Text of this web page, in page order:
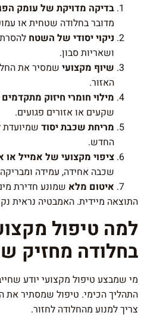
בדיקה מדויקת של עומק
מדובר בחלודה שטחית או
ניקוי יסודי של השטחלהסרת
ושאריות סבון.
שיוף מקצועישמסיר את
האזור.
מילוי חומרי חיזוק מתקדמים
שקעים או אזורים פגועים.
מריחת שכבת יסודשמיועדת
החדש.
ציפוי מקצועי של אמייל או
שכבה אחידה, עמידה
איטום מלאשמונע חדירת
התוצאה מיידית. האמבטיה נראית
למה טיפול
בחלודה מחזיק
מי שמבצע טיפול מקצועי יודע
התהליך הכימי. טיפול שמסתיר את
צריך למנוע מהחלודה לחזור.